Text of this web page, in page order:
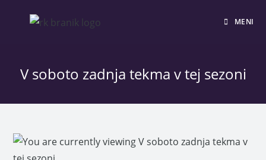
MENI
V soboto zadnja tekma v tej sezoni